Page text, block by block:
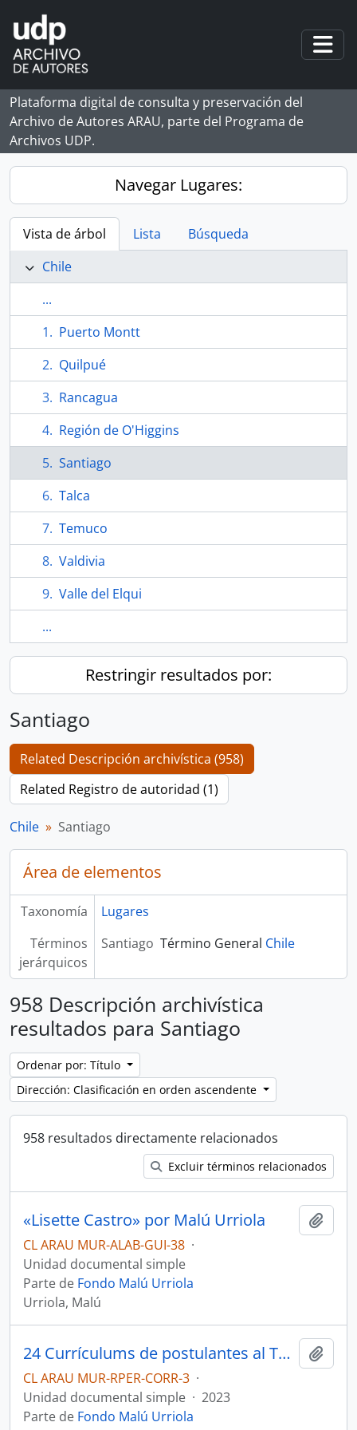
Skip to main content
Plataforma digital de consulta y preservación del
Archivo de Autores ARAU, parte del Programa de
Archivos UDP.
Navegar Lugares:
Vista de árbol Lista
Búsqueda
Chile
...
Puerto Montt
Quilpué
Rancagua
Región de O'Higgins
Santiago
Talca
Temuco
Valdivia
Valle del Elqui
...
Restringir resultados por:
Santiago
Related Descripción archivística (958)
Related Registro de autoridad (1)
Chile Santiago
Área de elementos
Taxonomía
Lugares
Términos
jerárquicos
Santiago Término General Chile
958 Descripción archivística
resultados para Santiago
Ordenar por: Título
Dirección: Clasificación en orden ascendente
958 resultados directamente relacionados
Excluir términos relacionados
«Lisette Castro» por Malú Urriola
CL ARAU MUR-ALAB-GUI-38 ·
Unidad documental simple
Parte de Fondo Malú Urriola
Urriola, Malú
24 Currículums de postulantes al Taller de Poesía enviado por Fundación Pablo Neruda a Malú Urriola
CL ARAU MUR-RPER-CORR-3 ·
Unidad documental simple · 2023
Parte de Fondo Malú Urriola